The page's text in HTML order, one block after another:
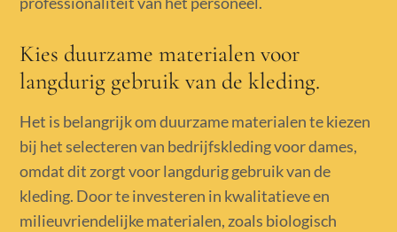
Kies duurzame materialen voor
langdurig gebruik van de kleding.
Het is belangrijk om duurzame materialen te kiezen
bij het selecteren van bedrijfskleding voor dames,
omdat dit zorgt voor langdurig gebruik van de
kleding. Door te investeren in kwalitatieve en
milieuvriendelijke materialen, zoals biologisch